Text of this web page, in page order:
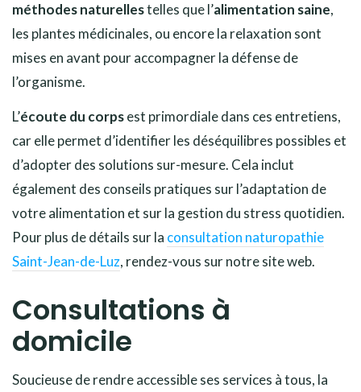
méthodes naturellestelles que l’alimentation saine,
les plantes médicinales, ou encore la relaxation sont
mises en avant pour accompagner la défense de
l’organisme.
L’écoute du corpsest primordiale dans ces entretiens,
car elle permet d’identifier les déséquilibres possibles et
d’adopter des solutions sur-mesure. Cela inclut
également des conseils pratiques sur l’adaptation de
votre alimentation et sur la gestion du stress quotidien.
Pour plus de détails sur la consultation naturopathie
Saint-Jean-de-Luz, rendez-vous sur notre site web.
Consultations à
domicile
Soucieuse de rendre accessible ses services à tous, la